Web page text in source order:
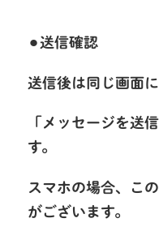
⚫︎送信確認
送信後は同じ画面
「メッセージを送
す。
スマホの場合、こ
がございます。